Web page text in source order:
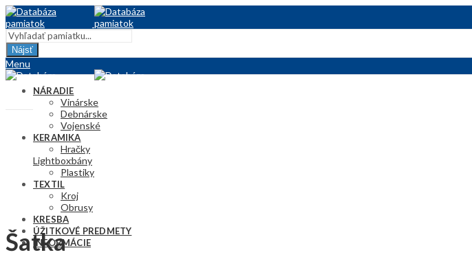
Nájsť
Menu
NÁRADIE
Vinárske
Debnárske
Vojenské
KERAMIKA
Hračky
Džbány
Plastiky
TEXTIL
Kroj
Obrusy
KRESBA
ÚŽITKOVÉ PREDMETY
INFORMÁCIE
Lightbox
Šatka